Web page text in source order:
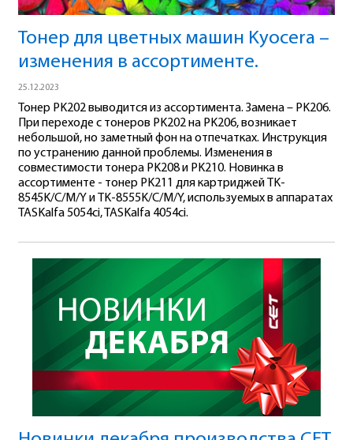
Тонер для цветных машин Kyocera –
изменения в ассортименте.
25.12.2023
Тонер PK202 выводится из ассортимента. Замена – PK206.
При переходе с тонеров PK202 на PK206, возникает
небольшой, но заметный фон на отпечатках. Инструкция
по устранению данной проблемы. Изменения в
совместимости тонера PK208 и PK210. Новинка в
ассортименте - тонер PK211 для картриджей TK-
8545K/C/M/Y и TK-8555K/C/M/Y, используемых в аппаратах
TASKalfa 5054ci, TASKalfa 4054ci.